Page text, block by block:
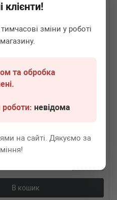
клієнти!
зміни у роботі
та обробка
роботи:невідома
на сайті. Дякуємо за
В кошик